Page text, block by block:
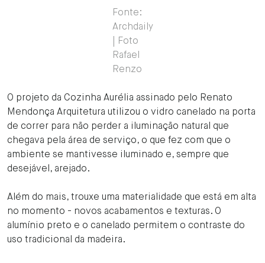
Fonte:
Archdaily
| Foto
Rafael
Renzo
O projeto da Cozinha Aurélia assinado pelo Renato
Mendonça Arquitetura utilizou o vidro canelado na porta
de correr para não perder a iluminação natural que
chegava pela área de serviço, o que fez com que o
ambiente se mantivesse iluminado e, sempre que
desejável, arejado.
Além do mais, trouxe uma materialidade que está em alta
no momento - novos acabamentos e texturas. O
alumínio preto e o canelado permitem o contraste do
uso tradicional da madeira.